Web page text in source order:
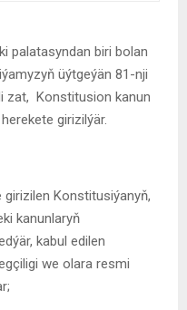
palatasyndan biri bolan
üýtgeýän 81-nji
zat, Konstitusion kanun
girizilýär.
girizilen Konstitusiýanyň,
kanunlaryň
kabul edilen
we olara resmi